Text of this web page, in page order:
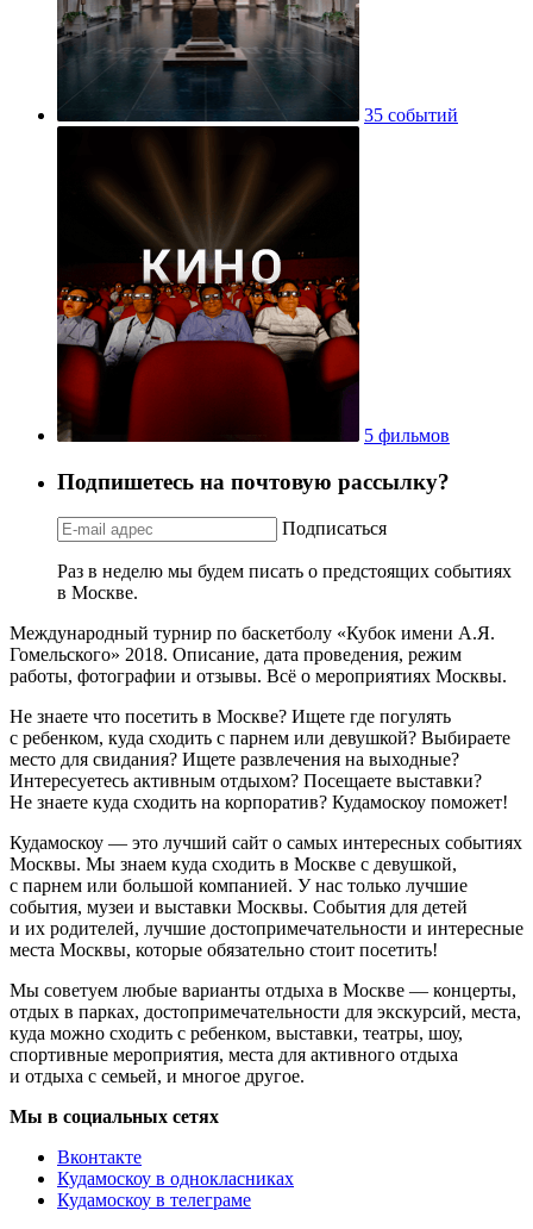
35 событий
5 фильмов
Подпишетесь на почтовую рассылку?
Подписаться
Раз в неделю мы будем писать о предстоящих событиях
в Москве.
Международный турнир по баскетболу «Кубок имени А.Я.
Гомельского» 2018. Описание, дата проведения, режим
работы, фотографии и отзывы. Всё о мероприятиях Москвы.
Не знаете что посетить в Москве? Ищете где погулять
с ребенком, куда сходить с парнем или девушкой? Выбираете
место для свидания? Ищете развлечения на выходные?
Интересуетесь активным отдыхом? Посещаете выставки?
Не знаете куда сходить на корпоратив? Кудамоскоу поможет!
Кудамоскоу — это лучший сайт о самых интересных событиях
Москвы. Мы знаем куда сходить в Москве с девушкой,
с парнем или большой компанией. У нас только лучшие
события, музеи и выставки Москвы. События для детей
и их родителей, лучшие достопримечательности и интересные
места Москвы, которые обязательно стоит посетить!
Мы советуем любые варианты отдыха в Москве — концерты,
отдых в парках, достопримечательности для экскурсий, места,
куда можно сходить с ребенком, выставки, театры, шоу,
спортивные мероприятия, места для активного отдыха
и отдыха с семьей, и многое другое.
Мы в социальных сетях
Вконтакте
Кудамоскоу в однокласниках
Кудамоскоу в телеграме